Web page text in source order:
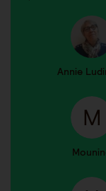
Annie